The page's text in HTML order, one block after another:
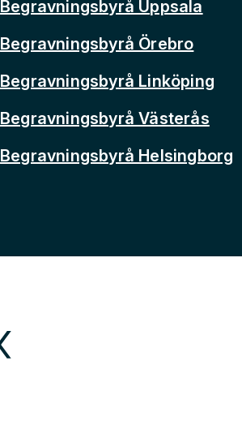
Begravningsbyrå Uppsala
Begravningsbyrå Örebro
Begravningsbyrå Linköping
Begravningsbyrå Västerås
Begravningsbyrå Helsingborg